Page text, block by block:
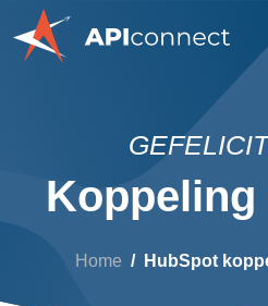
Home HubSpot